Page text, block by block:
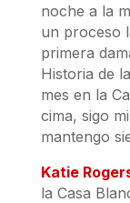
noche a la
un proceso
primera
Historia de
mes en la
cima, sigo
mantengo
Katie
la Casa